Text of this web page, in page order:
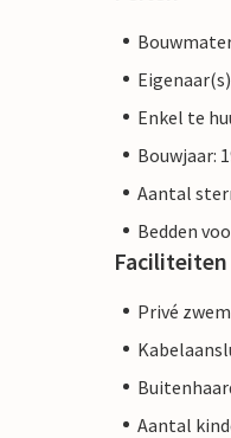
Enkel te
Bouwjaar:
Aantal
Bedden
Faciliteiten
Privé
Aantal